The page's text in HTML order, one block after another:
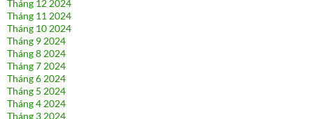
Tháng 12 2024
Tháng 11 2024
Tháng 10 2024
Tháng 9 2024
Tháng 8 2024
Tháng 7 2024
Tháng 6 2024
Tháng 5 2024
Tháng 4 2024
Tháng 3 2024